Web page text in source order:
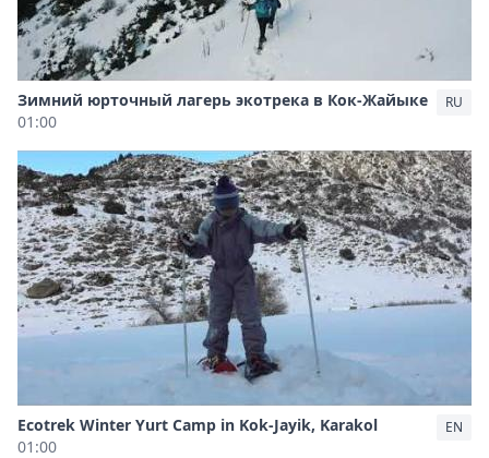
Зимний юрточный лагерь экотрека в Кок-Жайыке
01:00
RU
Ecotrek Winter Yurt Camp in Kok-Jayik, Karakol
01:00
EN